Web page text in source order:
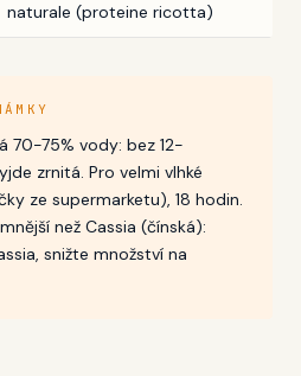
naturale (proteine ricotta)
70-75% vody: bez 12-
zrnitá. Pro velmi vlhké
ze supermarketu), 18 hodin.
než Cassia (čínská):
snižte množství na